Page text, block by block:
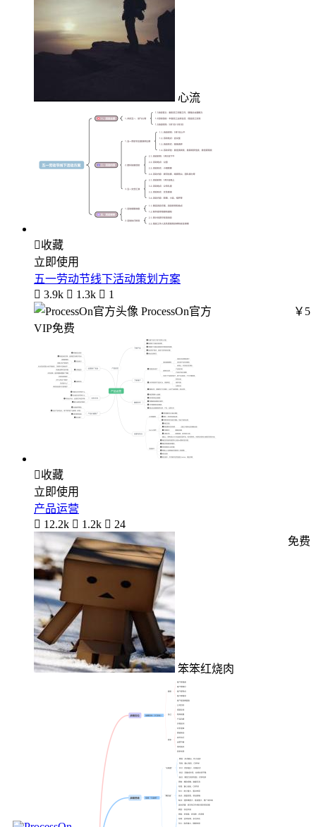
心流
收藏
立即使用
五一劳动节线下活动策划方案
 3.9k  1.3k  1
ProcessOn官方
￥5
VIP免费
收藏
立即使用
产品运营
 12.2k  1.2k  24
笨笨红烧肉
免费